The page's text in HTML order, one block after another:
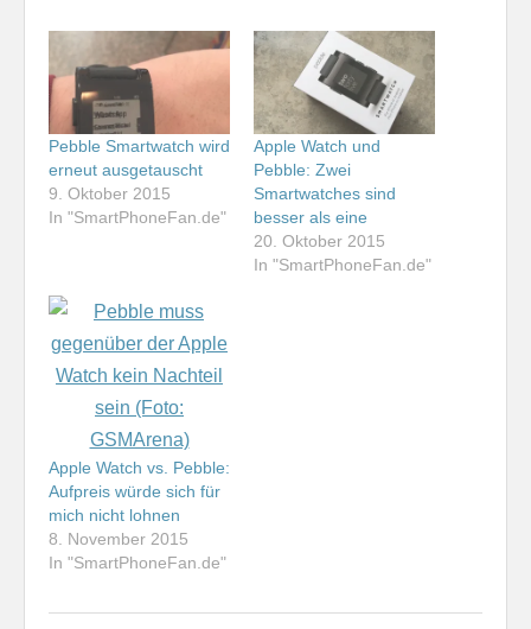
Pebble Smartwatch wird
erneut ausgetauscht
9. Oktober 2015
In "SmartPhoneFan.de"
Apple Watch und
Pebble: Zwei
Smartwatches sind
besser als eine
20. Oktober 2015
In "SmartPhoneFan.de"
Apple Watch vs. Pebble:
Aufpreis würde sich für
mich nicht lohnen
8. November 2015
In "SmartPhoneFan.de"